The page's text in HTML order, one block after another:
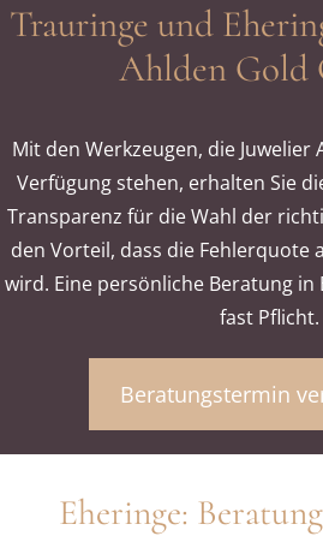
Trauringe und
Ahlden Gold
Mit den Werkzeugen, die Juwelier
Verfügung stehen, erhalten Sie
Transparenz für die Wahl der
den Vorteil, dass die Fehlerquote
wird. Eine persönliche Beratung
fast Pflicht.
Beratungstermin
Eheringe: